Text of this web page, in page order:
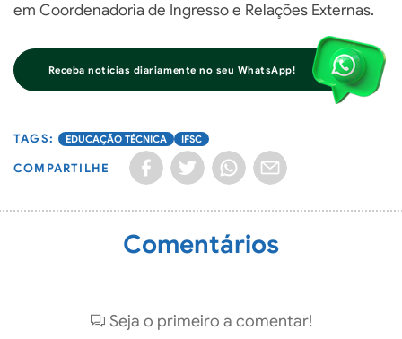
em Coordenadoria de Ingresso e Relações Externas.
Receba notícias diariamente no seu WhatsApp!
EDUCAÇÃO TÉCNICA IFSC
COMPARTILHE
Comentários
Seja o primeiro a comentar!